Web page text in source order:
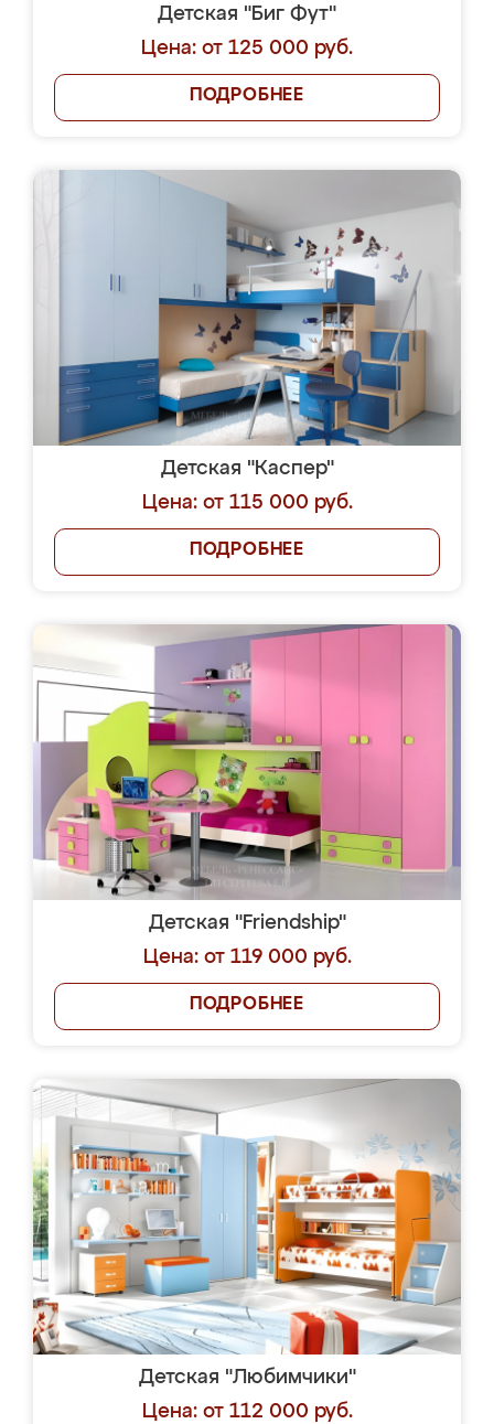
Детская "Биг Фут"
Цена: от 125 000 руб.
ПОДРОБНЕЕ
Детская "Каспер"
Цена: от 115 000 руб.
ПОДРОБНЕЕ
Детская "Friendship"
Цена: от 119 000 руб.
ПОДРОБНЕЕ
Детская "Любимчики"
Цена: от 112 000 руб.